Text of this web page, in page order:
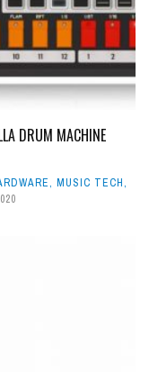
DRUM MACHINE
, MUSIC TECH,